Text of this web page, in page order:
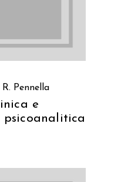
Pennella
e
psicoanalitica